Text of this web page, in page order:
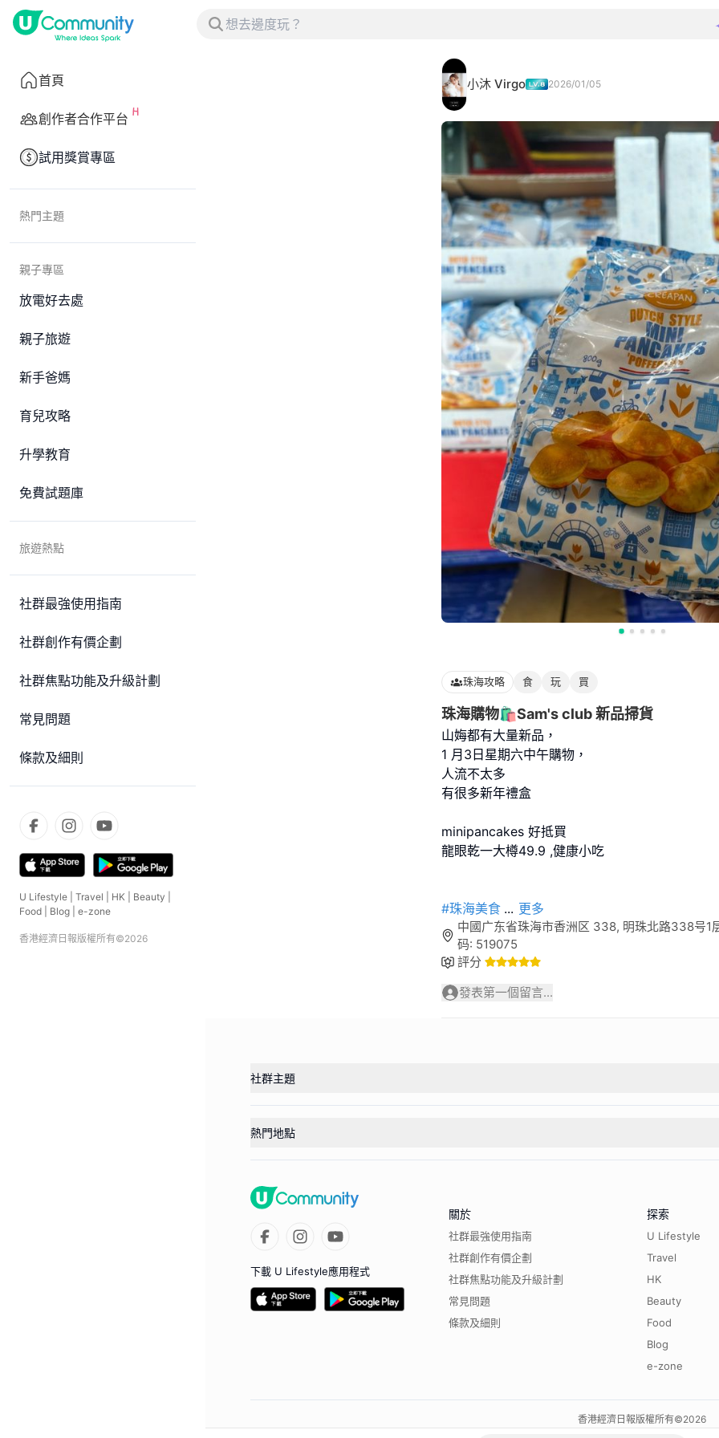
首頁
創作者合作平台
試用獎賞專區
熱門主題
親子專區
放電好去處
親子旅遊
新手爸媽
育兒攻略
升學教育
免費試題庫
旅遊熱點
社群最強使用指南
社群創作有價企劃
社群焦點功能及升級計劃
常見問題
條款及細則
U Lifestyle Travel HK Beauty
Food
Blog e-zone
香港經濟日報版權所有©2026
小沐 Virgo 2026/01/05
珠海攻略 食 玩 買
珠海購物🛍️Sam's club 新品掃貨
山娒都有大量新品，
1 月3日星期六中午購物，
人流不太多
有很多新年禮盒
minipancakes 好抵買
龍眼乾一大樽49.9 ,健康小吃
#珠海美食 ... 更多
中國广东省珠海市香洲区 338, 明珠北路338号1
码: 519075
評分
發表第一個留言...
社群主題
熱門地點
下載 U Lifestyle應用程式
關於
社群最強使用指南
社群創作有價企劃
社群焦點功能及升級計劃
常見問題
條款及細則
探索
U Lifestyle
Travel
HK
Beauty
Food
Blog
e-zone
香港經濟日報版權所有©2026